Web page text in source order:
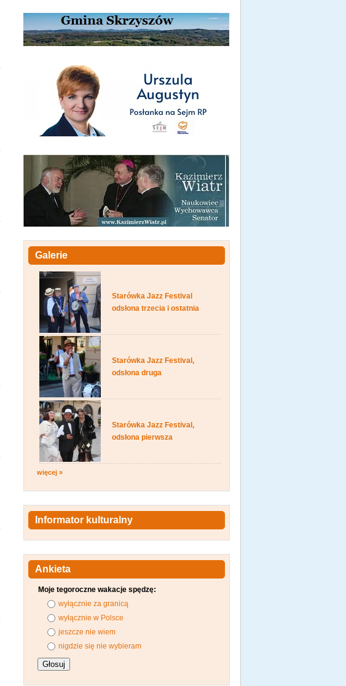
Galerie
Starówka Jazz Festival
odsłona trzecia i ostatnia
Starówka Jazz Festival,
odsłona druga
Starówka Jazz Festival,
odsłona pierwsza
więcej »
Informator kulturalny
Ankieta
Moje tegoroczne wakacje spędzę:
wyłącznie za granicą
wyłącznie w Polsce
jeszcze nie wiem
nigdzie się nie wybieram